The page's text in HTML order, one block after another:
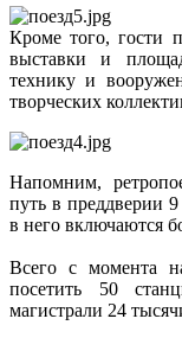
Кроме того, гости
выставки и
технику и
творческих
Напомним,
путь в преддверии
в него включаются
Всего с момента
посетить 50
магистрали 24